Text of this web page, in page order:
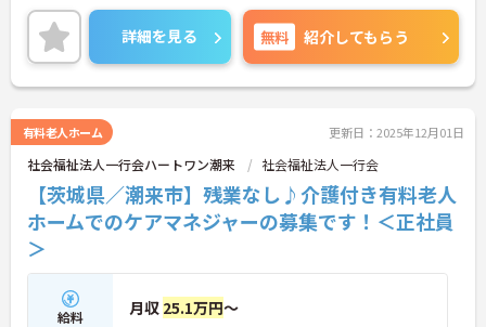
詳細を見る 無料 紹介してもらう
有料老人ホーム 更新日：2025年12月01日
社会福祉法人一行会ハートワン潮来 社会福祉法人一行会
【茨城県／潮来市】残業なし♪介護付き有料老人
ホームでのケアマネジャーの募集です！＜正社員
＞
給料 月収 25.1万円～